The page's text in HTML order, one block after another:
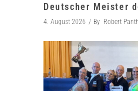
Deutscher Meister
4. August 2026 By Robert